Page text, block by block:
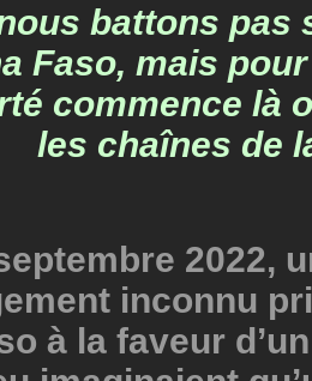
battons pas
Faso, mais
commence là
les chaînes de
2022,
inconnu
à la faveur